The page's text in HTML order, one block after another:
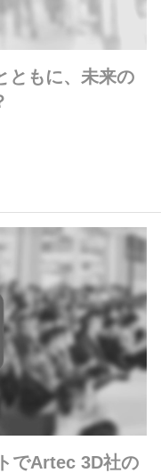
ともに、未来の
でArtec 3D社の